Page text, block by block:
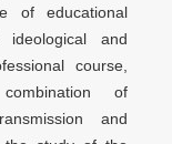
of educational
and
course,
of
and